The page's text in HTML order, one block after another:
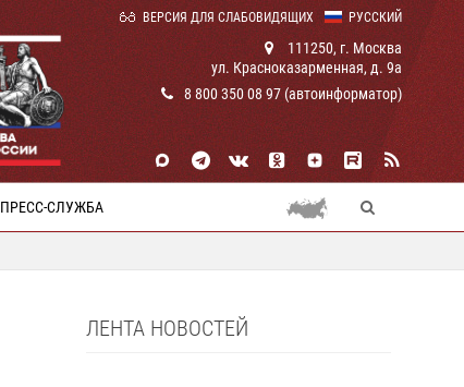
РУССКИЙ
ВЕРСИЯ ДЛЯ СЛАБОВИДЯЩИХ
111250, г. Москва
ул. Красноказарменная, д. 9а
8 800 350 08 97 (автоинформатор)
ПРЕСС-СЛУЖБА
ЛЕНТА НОВОСТЕЙ